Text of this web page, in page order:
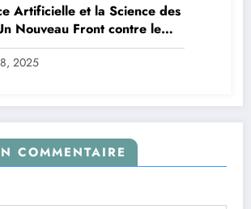
Artificielle et la Science des
Nouveau Front contre le
Afrique
2025
COMMENTAIRE